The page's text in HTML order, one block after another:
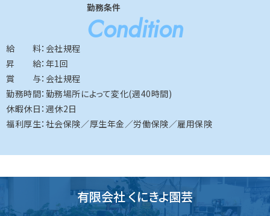
勤務条件
Condition
給 料：会社規程
昇 給：年1回
賞 与：会社規程
勤務時間：勤務場所によって変化(週40時間)
休暇休日：週休2日
福利厚生：社会保険／厚生年金／労働保険／雇用保険
有限会社 くにきよ園芸